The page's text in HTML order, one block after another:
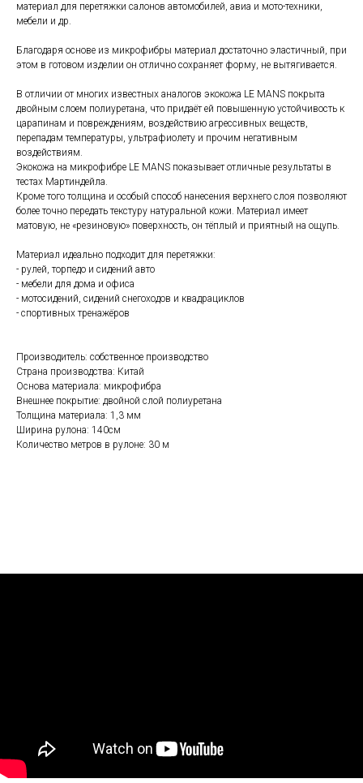
материал для перетяжки салонов автомобилей, авиа и мото-техники,
мебели и др.
Благодаря основе из микрофибры материал достаточно эластичный, при
этом в готовом изделии он отлично сохраняет форму, не вытягивается.
В отличии от многих известных аналогов экокожа LE MANS покрыта
двойным слоем полиуретана, что придаёт ей повышенную устойчивость к
царапинам и повреждениям, воздействию агрессивных веществ,
перепадам температуры, ультрафиолету и прочим негативным
воздействиям.
Экокожа на микрофибре LE MANS показывает отличные результаты в
тестах Мартиндейла.
Кроме того толщина и особый способ нанесения верхнего слоя позволяют
более точно передать текстуру натуральной кожи. Материал имеет
матовую, не «резиновую» поверхность, он тёплый и приятный на ощупь.
Материал идеально подходит для перетяжки:
- рулей, торпедо и сидений авто
- мебели для дома и офиса
- мотосидений, сидений снегоходов и квадрациклов
- спортивных тренажёров
Производитель: собственное производство
Страна производства: Китай
Основа материала: микрофибра
Внешнее покрытие: двойной слой полиуретана
Толщина материала: 1,3 мм
Ширина рулона: 140см
Количество метров в рулоне: 30 м